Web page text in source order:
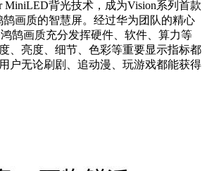
MiniLED背光技术，成为Vision系列首款
鹄画质的智慧屏。经过华为团队的精心
鹄画质充分发挥硬件、软件、算力等
、亮度、细节、色彩等重要显示指标都
户无论刷剧、追动漫、玩游戏都能获得